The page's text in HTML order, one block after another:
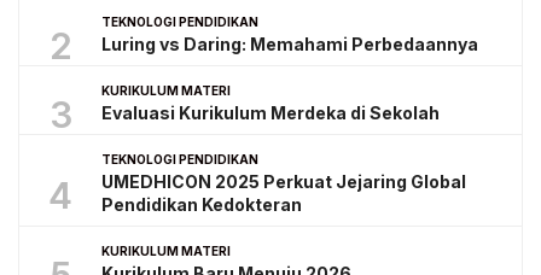
2
TEKNOLOGI PENDIDIKAN
Luring vs Daring: Memahami Perbedaannya
3
KURIKULUM MATERI
Evaluasi Kurikulum Merdeka di Sekolah
4
TEKNOLOGI PENDIDIKAN
UMEDHICON 2025 Perkuat Jejaring Global
Pendidikan Kedokteran
KURIKULUM MATERI